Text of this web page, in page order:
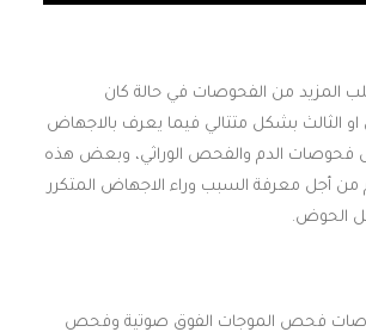
المزيد من الفحوصات في حالة كان
او الثالث بشكل متتالي فيما يعرف بالاجهاض
فحوصات الدم والفحص الوراثي، وبعض هذه
أجل معرفة السبب وراء الاجهاض المتكرر
الحوض.
فحص الموجات الفوق صوتية وفحص